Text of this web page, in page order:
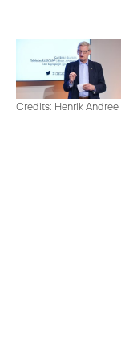
Credits: Henrik Andree